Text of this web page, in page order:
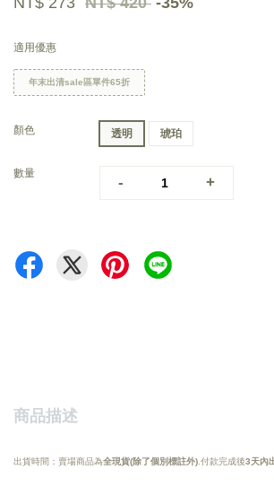
適用優惠
年末出清sale區單件65折
顏色 透明 琥珀
數量
- +
商品描述
出貨時間：賣場商品為全現貨(除了個別標註外).付款完成後3天內